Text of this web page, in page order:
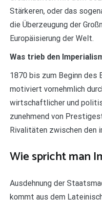
Stärkeren, oder das
die Überzeugung der
Europäisierung der Welt.
Was trieb den
1870 bis zum Beginn des
motiviert vornehmlich
wirtschaftlicher und
zunehmend von
Rivalitäten zwischen den
Wie spricht man
Ausdehnung der
kommt aus dem